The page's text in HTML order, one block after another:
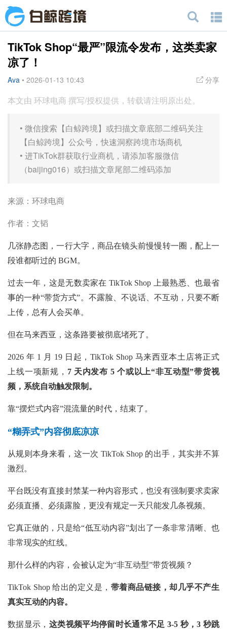
TikTok Shop“最严”限流令发布，这类卖家
凉了！
Ava • 2026-01-13 10:43 分享
本文由 环球电商 撰写/授权提供，转载请注明原出处。
• 微信搜索【白鲸跨境】或扫描文章底部二维码关注
【白鲸跨境】公众号，快速洞察跨境市场商机
• 进TikTok群获取行业商机，请添加客服微信
（baijing016）或扫描文章尾部二维码添加
来源：环球电商
作者：文韬
几张静态图，一行大字，商品在镜头前慢慢转一圈，配上一
段谁都听过的 BGM。
过去一年，这是无数卖家在 TikTok Shop 上最熟悉、也最省
事的一种“带货方式”。不露脸、不说话、不互动，只要不断
上传，总有人会买单。
但在马来西亚，这条路要被彻底堵死了。
2026 年 1 月 19 日起，TikTok Shop 马来西亚本土店将正式
上线一项新规， 7 天内发布 5 个或以上“非互动型”带货视
频，系统自动触发限制。
靠“摆烂式内容”混流量的时代，结束了。
“糊弄式”内容彻底凉凉
从规则本身来看，这一次 TikTok Shop 的出手，其实并不算
激烈。
平台既没有直接封禁某一种内容形式，也没有强制要求卖家
必须直播、必须露脸，更没有规定一天只能发几条视频。
它真正做的，只是给“低互动内容”划出了一条非常清晰、也
非常现实的红线。
那什么样的内容，会被认定为“非互动型”带货视频？
TikTok Shop 给出的定义是， 带着商品链接，却几乎不产生
真实互动的内容。
数据显示， 这类视频平均停留时长通常不足 3-5 秒，3 秒跳